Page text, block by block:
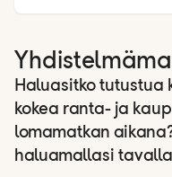
Haluasitko tutustua
kokea ranta- ja
lomamatkan
haluamallasi